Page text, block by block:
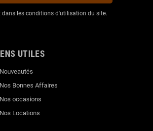
les conditions d'utilisation du site.
UTILES
Nouveautés
Nos Bonnes Affaires
Nos occasions
Nos Locations